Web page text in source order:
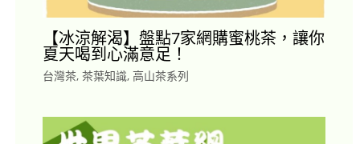
【冰涼解渴】盤點7家網購蜜桃茶，讓你
夏天喝到心滿意足！
台灣茶, 茶葉知識, 高山茶系列